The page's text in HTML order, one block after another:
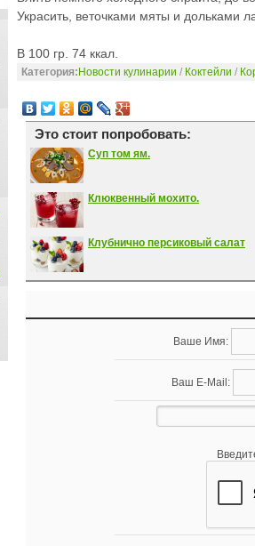
Украсить, веточками мяты и дольками
В 100 гр. 74 ккал.
Категория: Новости кулинарии / Коктейли /
Это стоит попробовать:
Суп том ям.
Клюквенный мохито.
Клубнично персиковый салат
Ваше Имя:
Ваш E-Mail: